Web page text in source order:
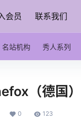
会员 联系我们
名站机构 秀人系列
（德国
0 123